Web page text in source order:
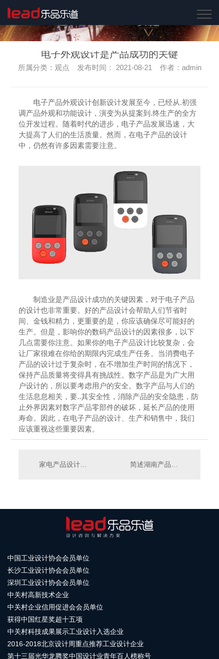
电子外观设计是产品成功的关键
所属分类：观点 发布时间： 2021-08-21 作者：admin
电子产品外观设计创新设计发展至今，已经从.初强
调产品外观和功能设计，演变为从提案到.终生产的全方
位开发过程。随着时代的进步，电子产品发展迅速，大
大提高了人们的生活质量。然而，在电子产品的设计
中，仍然有许多因素需要注意。
制造业是产品设计成功的关键因素，对于电子产品
的设计也非常重要。好的产品设计会帮助人们节省时
间、金钱和精力，更重要的是，你应该确保尽可能好的
生产。但是，影响你的数码产品设计的因素很多，以下
几点需要你注意。如果你的电子产品设计比较复杂，会
让厂家很难在你给的期限内完成生产任务。当消费电子
产品的设计过于复杂时，在不增加生产时间的情况下，
保持产品质量将变得具有挑战性。数字产品是为广大用
户设计的，所以要考虑用户的安全。数字产品与人们的
生活息息相关，要..其安全性，消除产品的安全隐患，防
止外界因素对数字产品零部件的破坏，延长产品的使用
寿命。因此，在电子产品的设计、生产和销售中，我们
应该重视这些重要因素。
中国工业设计协会会员单位
长沙工业设计协会会员单位
深圳工业设计协会会员单位
中关村高新技术企业
中关村企业信用促进会会员单位
获得中国红星奖超十五项
中关村科技成果展示工业设计入选企业
2016-2018北京设计周重点推荐工业设计企业
第十三届光华龙腾奖中国设计业青年百人榜称号